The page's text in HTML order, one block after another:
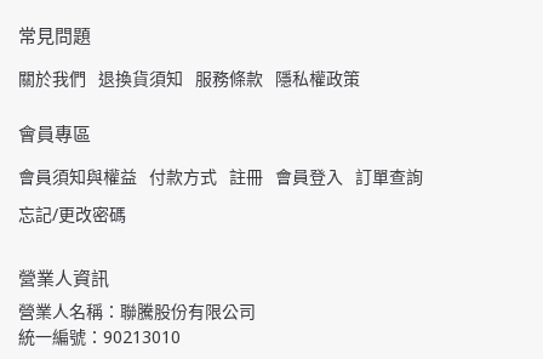
常見問題
關於我們 退換貨須知 服務條款 隱私權政策
會員專區
會員須知與權益 付款方式 註冊 會員登入
訂單查詢
忘記/更改密碼
營業人資訊
營業人名稱：聯騰股份有限公司
統一編號：90213010